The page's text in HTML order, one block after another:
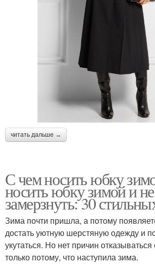
читать дальше →
С чем носить юбку
носить юбку зимой и не
замерзнуть: 30
Зима почти пришла, а потому
достать уютную шерстяную одежду и
укутаться. Но нет причин отказываться
только потому, что наступила зима.